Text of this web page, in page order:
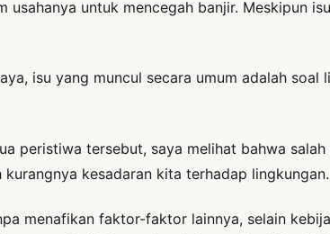
untuk mencegah banjir. Meskipun
isu yang muncul secara umum adalah soal
peristiwa tersebut, saya melihat bahwa
kesadaran kita terhadap lingkungan.
menafikan faktor-faktor lainnya, selain